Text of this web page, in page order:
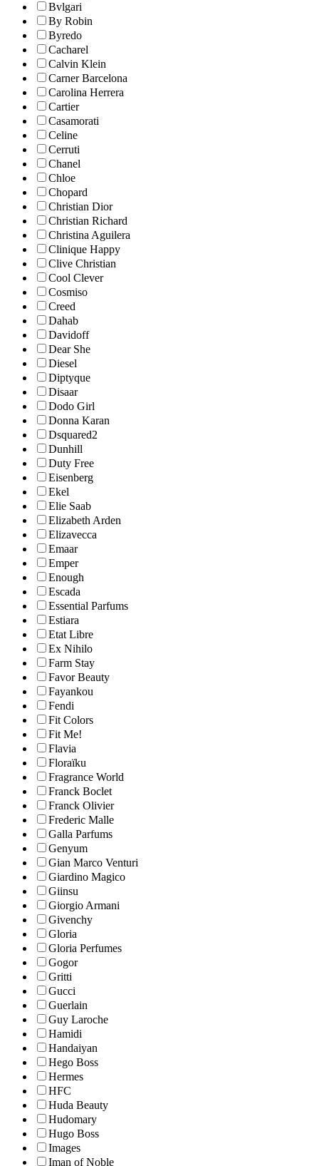
Bvlgari
By Robin
Byredo
Cacharel
Calvin Klein
Carner Barcelona
Carolina Herrera
Cartier
Casamorati
Celine
Cerruti
Chanel
Chloe
Chopard
Christian Dior
Christian Richard
Christina Aguilera
Clinique Happy
Clive Christian
Cool Clever
Cosmiso
Creed
Dahab
Davidoff
Dear She
Diesel
Diptyque
Disaar
Dodo Girl
Donna Karan
Dsquared2
Dunhill
Duty Free
Eisenberg
Ekel
Elie Saab
Elizabeth Arden
Elizavecca
Emaar
Emper
Enough
Escada
Essential Parfums
Estiara
Etat Libre
Ex Nihilo
Farm Stay
Favor Beauty
Fayankou
Fendi
Fit Colors
Fit Me!
Flavia
Floraïku
Fragrance World
Franck Boclet
Franck Olivier
Frederic Malle
Galla Parfums
Genyum
Gian Marco Venturi
Giardino Magico
Giinsu
Giorgio Armani
Givenchy
Gloria
Gloria Perfumes
Gogor
Gritti
Gucci
Guerlain
Guy Laroche
Hamidi
Handaiyan
Hego Boss
Hermes
HFC
Huda Beauty
Hudomary
Hugo Boss
Images
Iman of Noble